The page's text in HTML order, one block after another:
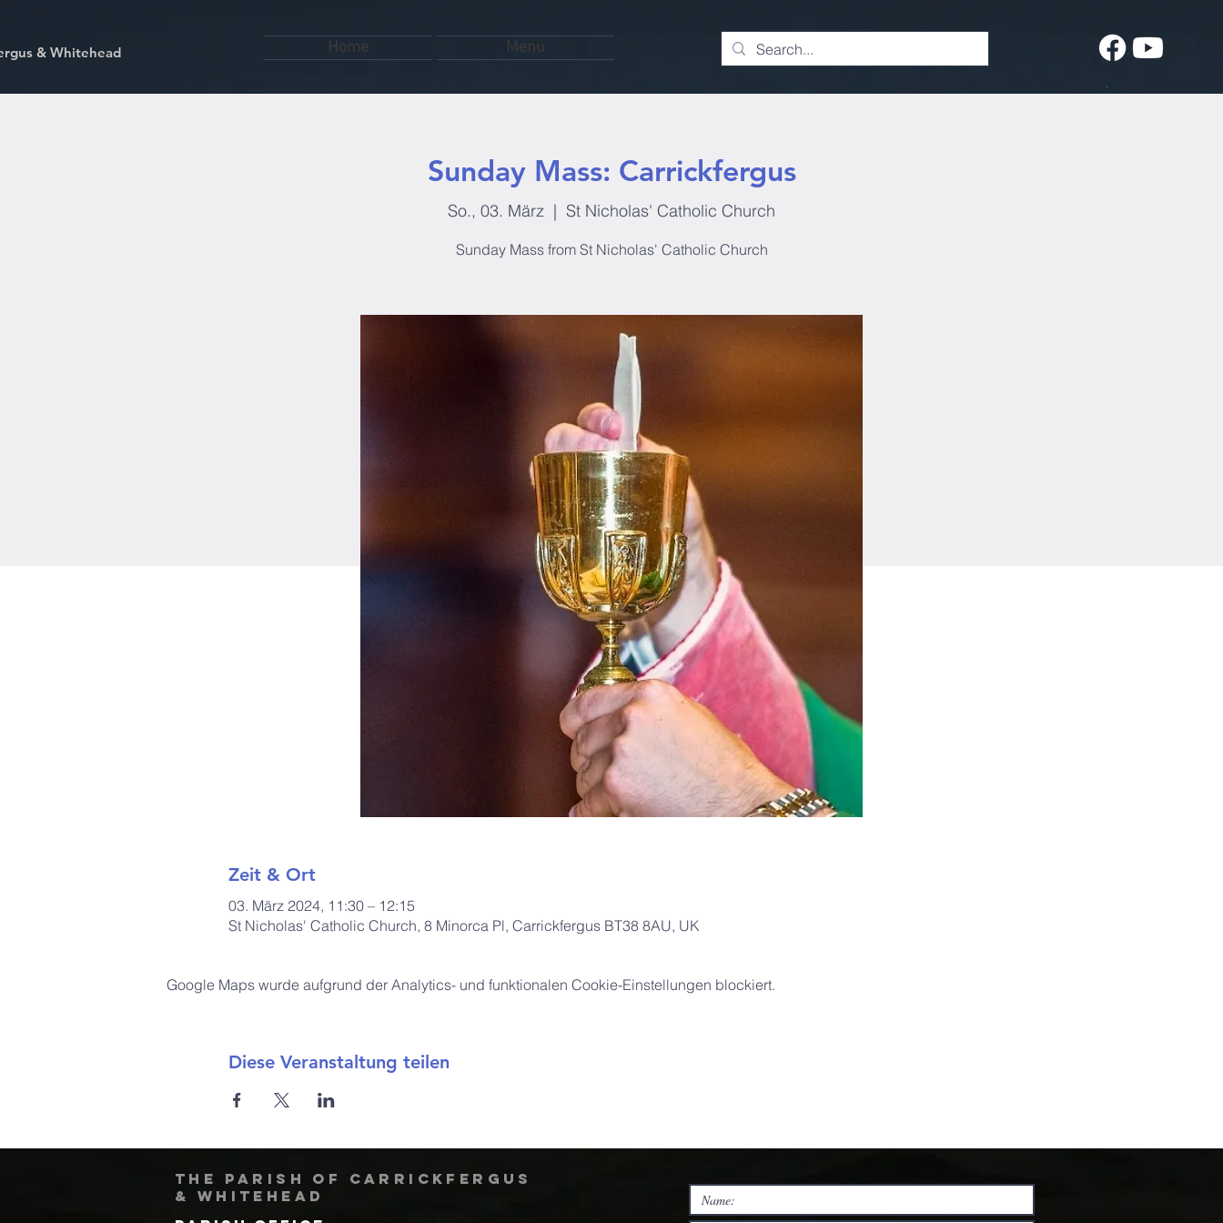
& Whitehead Home Menu
Sunday Mass: Carrickfergus
So., 03. März
  |
St Nicholas' Catholic Church
Sunday Mass from St Nicholas' Catholic Church
Zeit & Ort
03. März 2024, 11:30 – 12:15
St Nicholas' Catholic Church, 8 Minorca Pl, Carrickfergus BT38 8AU, UK
Google Maps wurde aufgrund der Analytics- und funktionalen Cookie-Einstellungen blockiert.
Diese Veranstaltung teilen
The Parish of Carrickfergus
& Whitehead